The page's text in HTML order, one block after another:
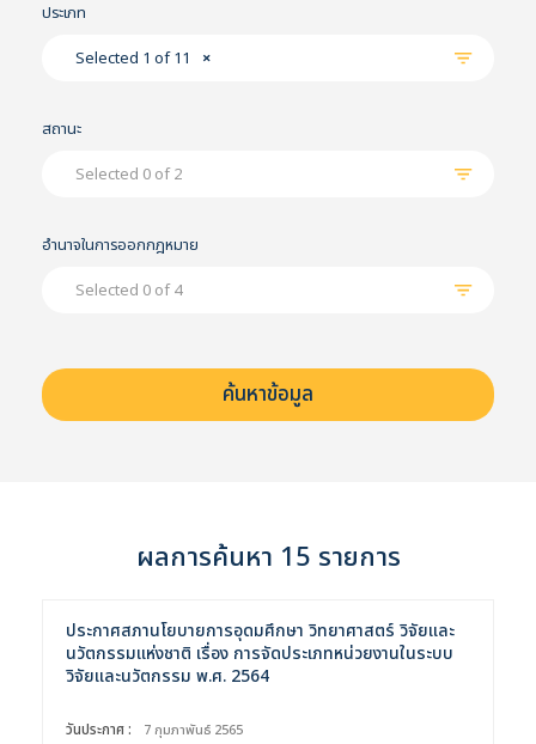
ประเภท
×
Selected 1 of 11
สถานะ
Selected 0 of 2
อำนาจในการออกกฎหมาย
Selected 0 of 4
ผลการค้นหา 15 รายการ
ประกาศสภานโยบายการอุดมศึกษา วิทยาศาสตร์ วิจัยและ
นวัตกรรมแห่งชาติ เรื่อง การจัดประเภทหน่วยงานในระบบ
วิจัยและนวัตกรรม พ.ศ. 2564
วันประกาศ : 7 กุมภาพันธ์ 2565